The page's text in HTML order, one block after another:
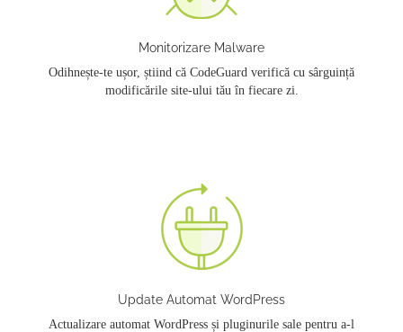
Monitorizare Malware
Odihnește-te ușor, știind că CodeGuard verifică cu sârguință
modificările site-ului tău în fiecare zi.
Update Automat WordPress
Actualizare automat WordPress și pluginurile sale pentru a-l